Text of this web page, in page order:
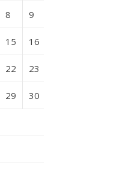
8 9
15 16
22 23
29 30